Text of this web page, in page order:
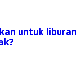
untuk liburan